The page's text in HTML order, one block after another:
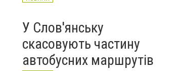
У Слов'янську
скасовують частину
автобусних маршрутів